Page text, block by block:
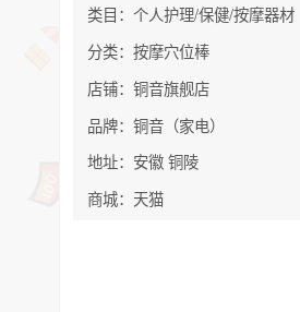
类目：个人护理/保健/按摩器材
分类：按摩穴位棒
店铺：铜音旗舰店
品牌：铜音（家电）
地址：安徽 铜陵
商城：天猫